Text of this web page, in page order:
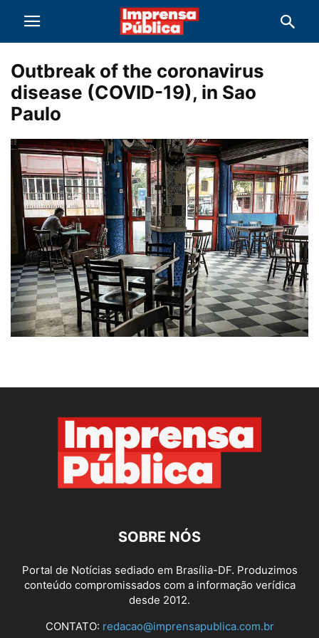
Outbreak of the coronavirus
disease (COVID-19), in Sao
Paulo
SOBRE NÓS
Portal de Notícias sediado em Brasília-DF. Produzimos
conteúdo compromissados com a informação verídica
desde 2012.
CONTATO: redacao@imprensapublica.com.br